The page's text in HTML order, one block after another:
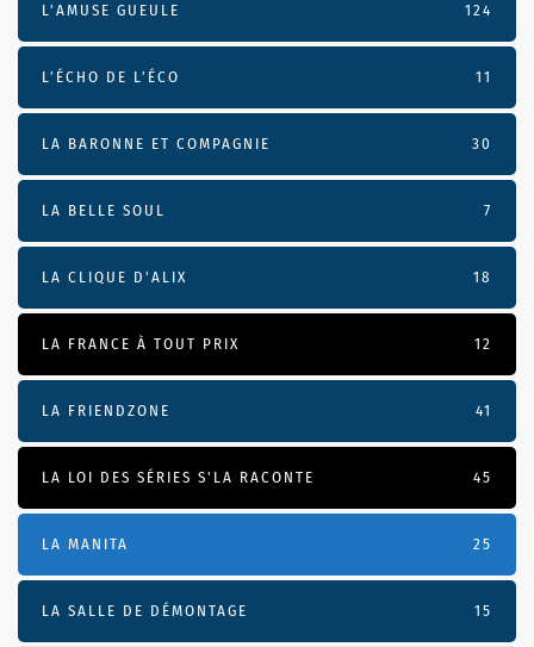
L'AMUSE GUEULE 124
L’ÉCHO DE L’ÉCO 11
LA BARONNE ET COMPAGNIE 30
LA BELLE SOUL 7
LA CLIQUE D'ALIX 18
LA FRANCE À TOUT PRIX 12
LA FRIENDZONE 41
LA LOI DES SÉRIES S'LA RACONTE 45
LA MANITA 25
LA SALLE DE DÉMONTAGE 15